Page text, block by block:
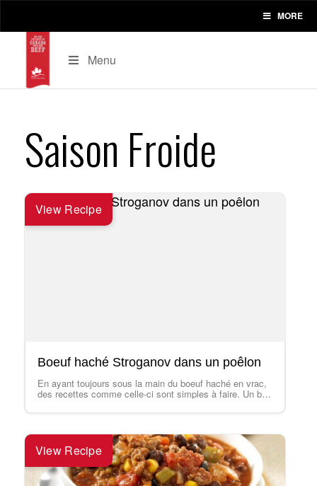
MORE
Menu
Saison Froide
View Recipe
Boeuf haché Stroganov dans un poêlon
En ayant toujours sous la main du boeuf haché en vrac,
des recettes comme celle-ci sont simples à faire. Un bon
View Recipe